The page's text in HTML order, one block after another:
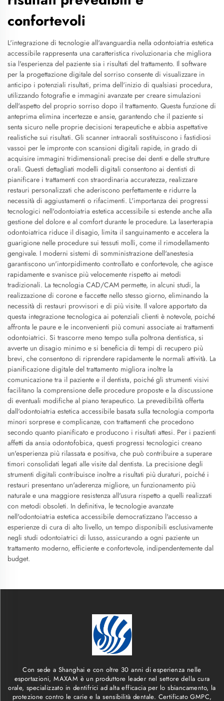
confortevoli
L'integrazione di tecnologie all'avanguardia nella odontoiatria estetica
accessibile rappresenta una caratteristica rivoluzionaria che migliora
sia l'esperienza del paziente sia i risultati del trattamento. Il software
per la progettazione digitale del sorriso consente di visualizzare in
anticipo i potenziali risultati, prima dell'inizio di qualsiasi procedura,
utilizzando fotografie e immagini avanzate per creare simulazioni
dell'aspetto del proprio sorriso dopo il trattamento. Questa funzione di
anteprima elimina incertezze e ansie, garantendo che il paziente si
senta sicuro nelle proprie decisioni terapeutiche e abbia aspettative
realistiche sui risultati. Gli scanner intraorali sostituiscono i fastidiosi
vassoi per le impronte con scansioni digitali rapide, in grado di
acquisire immagini tridimensionali precise dei denti e delle strutture
orali. Questi dettagliati modelli digitali consentono ai dentisti di
pianificare i trattamenti con straordinaria accuratezza, realizzare
restauri personalizzati che aderiscono perfettamente e ridurre la
necessità di aggiustamenti o rifacimenti. L'importanza dei progressi
tecnologici nell'odontoiatria estetica accessibile si estende anche alla
gestione del dolore e al comfort durante le procedure. La laserterapia
odontoiatrica riduce il disagio, limita il sanguinamento e accelera la
guarigione nelle procedure sui tessuti molli, come il rimodellamento
gengivale. I moderni sistemi di somministrazione dell'anestesia
garantiscono un'intorpidimento controllato e confortevole, che agisce
rapidamente e svanisce più velocemente rispetto ai metodi
tradizionali. La tecnologia CAD/CAM permette, in alcuni studi, la
realizzazione di corone e faccette nello stesso giorno, eliminando la
necessità di restauri provvisori e di più visite. Il valore apportato da
questa integrazione tecnologica ai potenziali clienti è notevole, poiché
affronta le paure e le inconvenienti più comuni associate ai trattamenti
odontoiatrici. Si trascorre meno tempo sulla poltrona dentistica, si
avverte un disagio minimo e si beneficia di tempi di recupero più
brevi, che consentono di riprendere rapidamente le normali attività. La
pianificazione digitale del trattamento migliora inoltre la
comunicazione tra il paziente e il dentista, poiché gli strumenti visivi
facilitano la comprensione delle procedure proposte e la discussione
di eventuali modifiche al piano terapeutico. La prevedibilità offerta
dall'odontoiatria estetica accessibile basata sulla tecnologia comporta
minori sorprese e complicanze, con trattamenti che procedono
secondo quanto pianificato e producono i risultati attesi. Per i pazienti
affetti da ansia odontofobica, questi progressi tecnologici creano
un'esperienza più rilassata e positiva, che può contribuire a superare
timori consolidati legati alle visite dal dentista. La precisione degli
strumenti digitali contribuisce inoltre a risultati più duraturi, poiché i
restauri presentano un'aderenza migliore, un funzionamento più
naturale e una maggiore resistenza all'usura rispetto a quelli realizzati
con metodi obsoleti. In definitiva, le tecnologie avanzate
nell'odontoiatria estetica accessibile democratizzano l'accesso a
esperienze di cura di alto livello, un tempo disponibili esclusivamente
negli studi odontoiatrici di lusso, assicurando a ogni paziente un
trattamento moderno, efficiente e confortevole, indipendentemente dal
budget.
Con sede a Shanghai e con oltre 30 anni di esperienza nelle
esportazioni, MAXAM è un produttore leader nel settore della cura
orale, specializzato in dentifrici ad alta efficacia per lo sbiancamento, la
protezione contro le carie e la sensibilità dentale. Certificato GMPC,